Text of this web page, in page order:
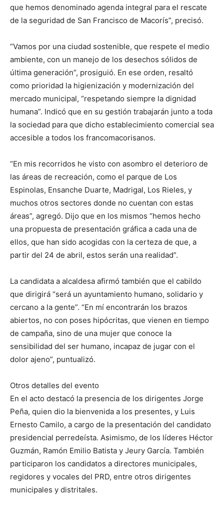
que hemos denominado agenda integral para el rescate
de la seguridad de San Francisco de Macorís”, precisó.
“Vamos por una ciudad sostenible, que respete el medio
ambiente, con un manejo de los desechos sólidos de
última generación”, prosiguió. En ese orden, resaltó
como prioridad la higienización y modernización del
mercado municipal, “respetando siempre la dignidad
humana”. Indicó que en su gestión trabajarán junto a toda
la sociedad para que dicho establecimiento comercial sea
accesible a todos los francomacorisanos.
“En mis recorridos he visto con asombro el deterioro de
las áreas de recreación, como el parque de Los
Espinolas, Ensanche Duarte, Madrigal, Los Rieles, y
muchos otros sectores donde no cuentan con estas
áreas”, agregó. Dijo que en los mismos “hemos hecho
una propuesta de presentación gráfica a cada una de
ellos, que han sido acogidas con la certeza de que, a
partir del 24 de abril, estos serán una realidad”.
La candidata a alcaldesa afirmó también que el cabildo
que dirigirá “será un ayuntamiento humano, solidario y
cercano a la gente”. “En mí encontrarán los brazos
abiertos, no con poses hipócritas, que vienen en tiempo
de campaña, sino de una mujer que conoce la
sensibilidad del ser humano, incapaz de jugar con el
dolor ajeno”, puntualizó.
Otros detalles del evento
En el acto destacó la presencia de los dirigentes Jorge
Peña, quien dio la bienvenida a los presentes, y Luis
Ernesto Camilo, a cargo de la presentación del candidato
presidencial perredeísta. Asimismo, de los líderes Héctor
Guzmán, Ramón Emilio Batista y Jeury García. También
participaron los candidatos a directores municipales,
regidores y vocales del PRD, entre otros dirigentes
municipales y distritales.